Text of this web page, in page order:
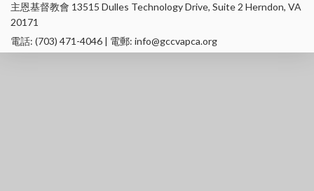
主恩基督教會 13515 Dulles Technology Drive, Suite 2 Herndon, VA
20171
電話: (703) 471-4046 | 電郵: info@gccvapca.org